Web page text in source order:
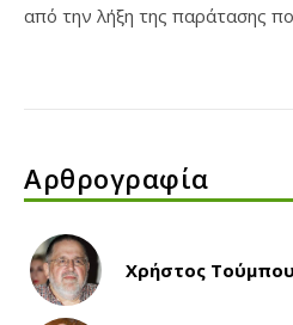
από την λήξη της παράτασης
Αρθρογραφία
Χρήστος